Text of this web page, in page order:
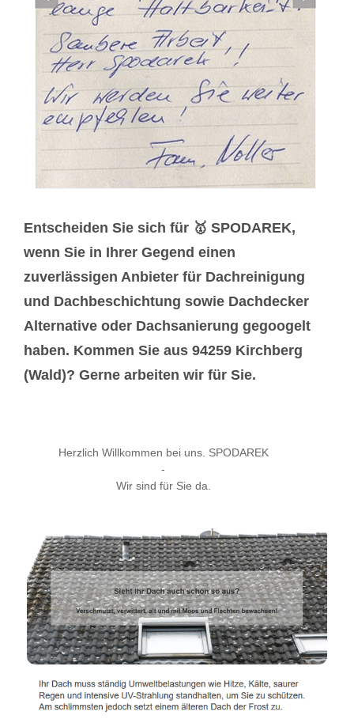
Entscheiden Sie sich für 🥇 SPODAREK,
wenn Sie in Ihrer Gegend einen
zuverlässigen Anbieter für Dachreinigung
und Dachbeschichtung sowie Dachdecker
Alternative oder Dachsanierung gegoogelt
haben. Kommen Sie aus 94259 Kirchberg
(Wald)? Gerne arbeiten wir für Sie.
Herzlich Willkommen bei uns. SPODAREK
-
Wir sind für Sie da.